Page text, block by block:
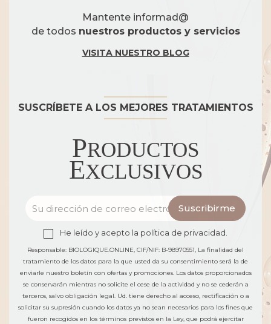
Mantente informad@
de todos nuestros productos y servicios
VISITA NUESTRO BLOG
SUSCRÍBETE A LOS MEJORES TRATAMIENTOS
PRODUCTOS
EXCLUSIVOS
He leído y acepto la política de privacidad.
Responsable: BIOLOGIQUE.ONLINE, CIF/NIF: B-98970551, La finalidad del
tratamiento de los datos para la que usted da su consentimiento será la de
enviarle nuestro boletín con ofertas y promociones. Los datos proporcionados
se conservarán mientras no solicite el cese de la actividad y no se cederán a
terceros, salvo obligación legal. Ud. tiene derecho al acceso, rectificación o a
solicitar su supresión cuando los datos ya no sean necesarios para los fines que
fueron recogidos en los términos previstos en la Ley, que podrá ejercitar